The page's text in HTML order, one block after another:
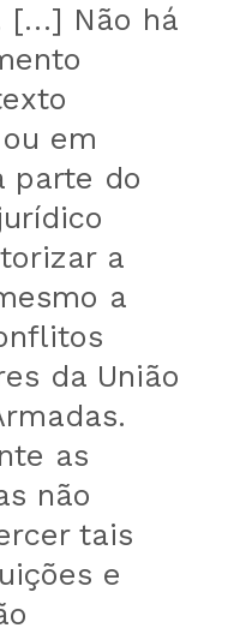
[…] Não há
em
parte do
a
a
da União
as
não
tais
e